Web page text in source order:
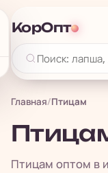
КорОпт
Главная/Птицам
Птицам оптом в